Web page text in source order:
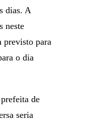
dias. A
neste
previsto para
o dia
de
seria